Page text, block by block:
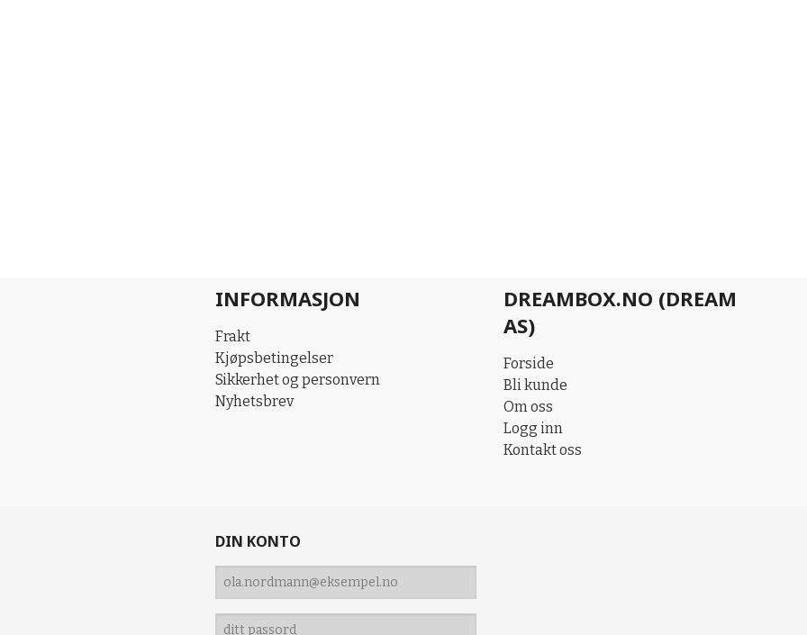
INFORMASJON
Frakt
Kjøpsbetingelser
Sikkerhet og personvern
Nyhetsbrev
DREAMBOX.NO (DREAM
AS)
Forside
Bli kunde
Om oss
Logg inn
Kontakt oss
DIN KONTO